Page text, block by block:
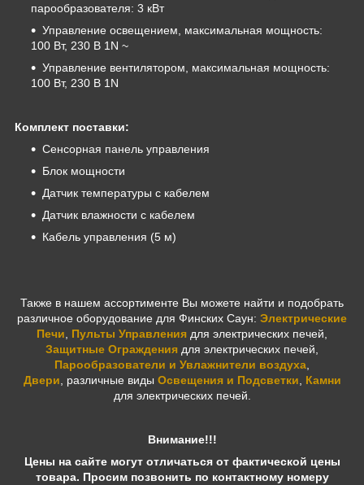
парообразователя: 3 кВт
Управление освещением, максимальная мощность:
100 Вт, 230 В 1N ~
Управление вентилятором, максимальная мощность:
100 Вт, 230 В 1N
Комплект поставки:
Сенсорная панель управления
Блок мощности
Датчик температуры с кабелем
Датчик влажности с кабелем
Кабель управления (5 м)
Также в нашем ассортименте Вы можете найти и подобрать
различное оборудование для Финских Саун: Электрические
Печи, Пульты Управления для электрических печей,
Защитные Ограждения для электрических печей,
Парообразователи и Увлажнители воздуха,
Двери, различные виды Освещения и Подсветки, Камни
для электрических печей.
Внимание!!!
Цены на сайте могут отличаться от фактической цены
товара. Просим позвонить по контактному номеру